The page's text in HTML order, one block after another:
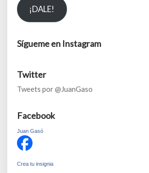
electrónico
¡DALE!
Sígueme en Instagram
Twitter
Tweets por @JuanGaso
Facebook
Juan Gasó
Crea tu insignia